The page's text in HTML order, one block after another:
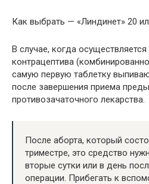
Как выбрать — «Линдинет» 20
В случае, когда
контрацептива
самую первую таблетку
после завершения приема
противозачаточного лекарства.
После аборта, который
триместре, это средство
вторые сутки или в день
операции. Прибегать к